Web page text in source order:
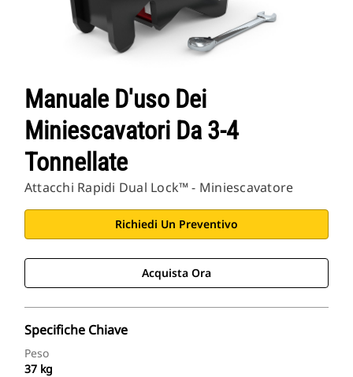
Manuale D'uso Dei
Miniescavatori Da 3-4
Tonnellate
Attacchi Rapidi Dual Lock™ - Miniescavatore
Richiedi Un Preventivo
Acquista Ora
Specifiche Chiave
Peso
37 kg